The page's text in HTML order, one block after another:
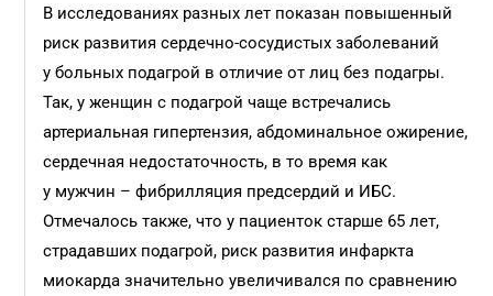
В исследованиях разных лет показан повышенный
риск развития сердечно-сосудистых заболеваний
у больных подагрой в отличие от лиц без подагры.
Так, у женщин с подагрой чаще встречались
артериальная гипертензия, абдоминальное ожирение,
сердечная недостаточность, в то время как
у мужчин – фибрилляция предсердий и ИБС.
Отмечалось также, что у пациенток старше 65 лет,
страдавших подагрой, риск развития инфаркта
миокарда значительно увеличивался по сравнению